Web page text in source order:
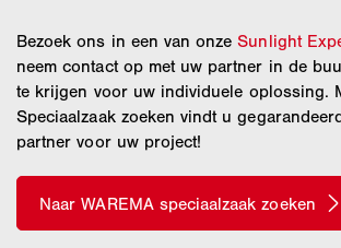
Bezoek ons in een van onzeSunlight
neem contact op met uw partner in de
te krijgen voor uw individuele oplossing.
Speciaalzaak zoeken vindt u
partner voor uw project!